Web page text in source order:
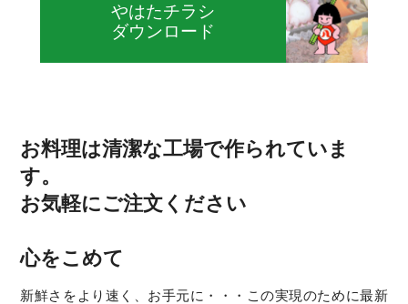
やはたチラシ
ダウンロード
お料理は清潔な工場で作られていま
す。
お気軽にご注文ください
心をこめて
新鮮さをより速く、お手元に・・・この実現のために最新